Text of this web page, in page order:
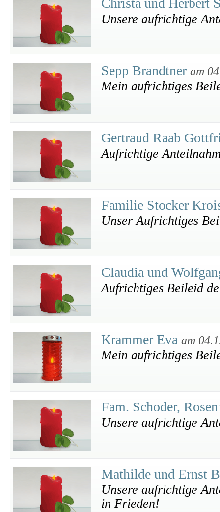
Christa und Herbert
Unsere aufrichtige
Sepp Brandtner am
Mein aufrichtiges
Gertraud Raab
Aufrichtige
Familie Stocker
Unser Aufrichtiges
Claudia und
Aufrichtiges Beileid
Krammer Eva am
Mein aufrichtiges
Fam. Schoder,
Unsere aufrichtige
Mathilde und Ernst
Unsere aufrichtige
in Frieden!